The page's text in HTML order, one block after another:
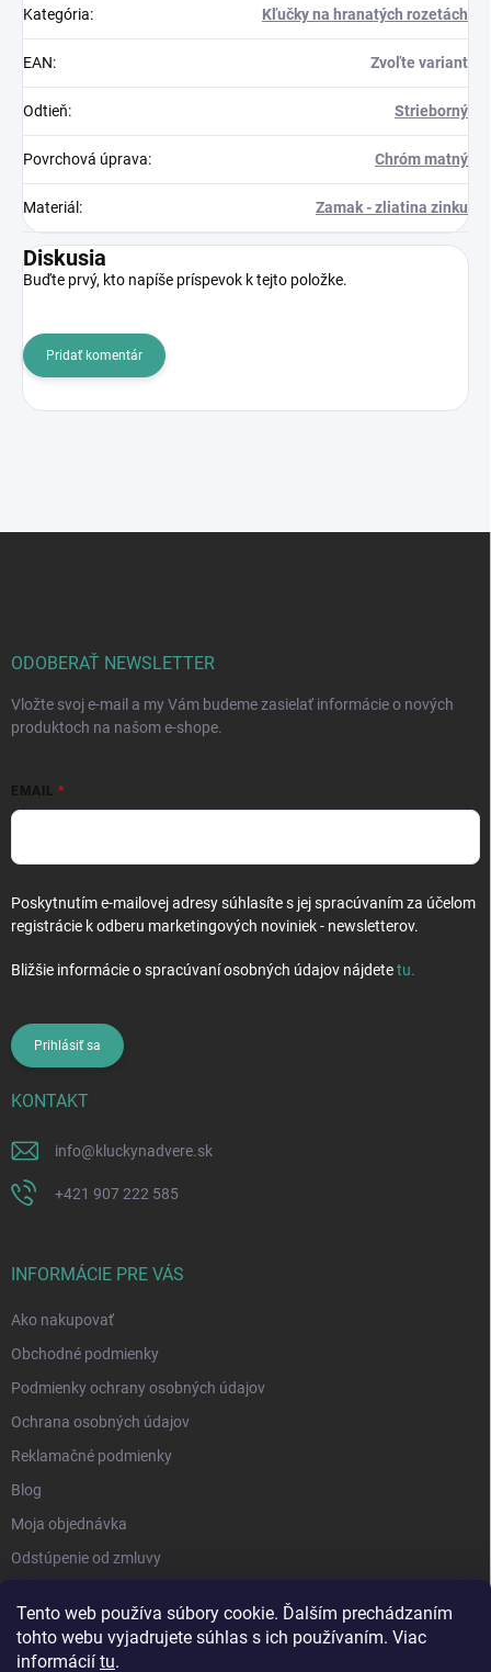
Tento web používa súbory cookie. Ďalším prechádzaním
tohto webu vyjadrujete súhlas s ich používaním. Viac
informácií tu.
Kategória: Kľučky na hranatých rozetách
EAN: Zvoľte variant
Odtieň: Strieborný
Povrchová úprava: Chróm matný
Materiál : Zamak - zliatina zinku
Diskusia
Buďte prvý, kto napíše príspevok k tejto položke.
Pridať komentár
ODOBERAŤ NEWSLETTER
Vložte svoj e-mail a my Vám budeme zasielať informácie o nových
produktoch na našom e-shope.
EMAIL
Poskytnutím e-mailovej adresy súhlasíte s jej spracúvaním za účelom
registrácie k odberu marketingových noviniek - newsletterov.
Bližšie informácie o spracúvaní osobných údajov nájdetetu.
Prihlásiť sa
KONTAKT
info@kluckynadvere.sk
+421 907 222 585
INFORMÁCIE PRE VÁS
Ako nakupovať
Obchodné podmienky
Podmienky ochrany osobných údajov
Ochrana osobných údajov
Reklamačné podmienky
Blog
Moja objednávka
Odstúpenie od zmluvy